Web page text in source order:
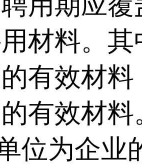
材料。
有效材
有效材料
位为企业